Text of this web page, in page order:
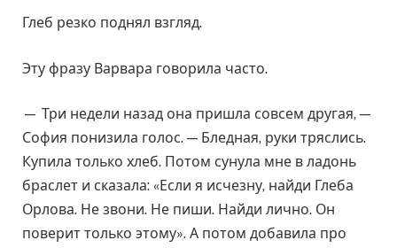
Глеб резко поднял взгляд.
Эту фразу Варвара говорила часто.
— Три недели назад она пришла совсем другая, —
София понизила голос. — Бледная, руки тряслись.
Купила только хлеб. Потом сунула мне в ладонь
браслет и сказала: «Если я исчезну, найди Глеба
Орлова. Не звони. Не пиши. Найди лично. Он
поверит только этому». А потом добавила про